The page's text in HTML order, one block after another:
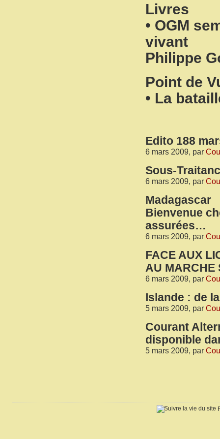
Livres
• OGM
vivant
Philippe
Point de
• La
Edito 188
6 mars 2009, par
Sous-
6 mars 2009, par
Madagascar
Bienvenue
assurées…
6 mars 2009, par
FACE AUX
AU MARCHE
6 mars 2009, par
Islande : de
5 mars 2009, par
Courant
disponible
5 mars 2009, par